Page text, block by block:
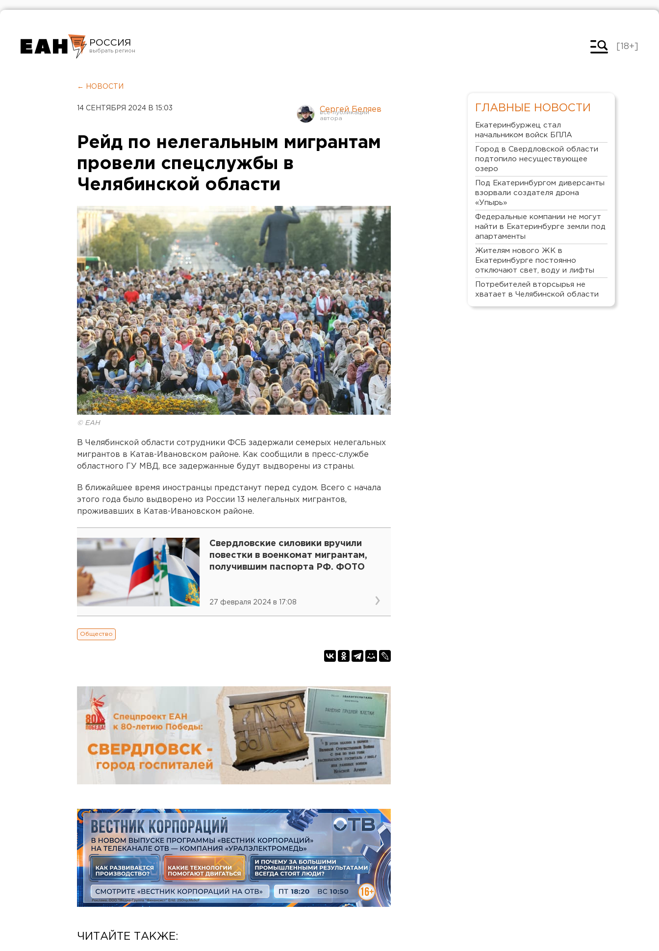
РОССИЯ
Челябинск
[18+]
← НОВОСТИ
14 СЕНТЯБРЯ 2024 В 15:03 Сергей Беляев
Рейд по нелегальным мигрантам
провели спецслужбы в
Челябинской области
© ЕАН
В Челябинской области сотрудники ФСБ задержали семерых нелегальных
мигрантов в Катав-Ивановском районе. Как сообщили в пресс-службе
областного ГУ МВД, все задержанные будут выдворены из страны.
В ближайшее время иностранцы предстанут перед судом. Всего с начала
этого года было выдворено из России 13 нелегальных мигрантов,
проживавших в Катав-Ивановском районе.
Свердловские силовики вручили
повестки в военкомат мигрантам,
получившим паспорта РФ. ФОТО
27 февраля 2024 в 17:08
Общество
ЧИТАЙТЕ ТАКЖЕ:
ГЛАВНЫЕ НОВОСТИ
Екатеринбуржец стал
начальником войск БПЛА
Город в Свердловской области
подтопило несуществующее
озеро
Под Екатеринбургом диверсанты
взорвали создателя дрона
«Упырь»
Федеральные компании не могут
найти в Екатеринбурге земли под
апартаменты
Жителям нового ЖК в
Екатеринбурге постоянно
отключают свет, воду и лифты
Потребителей вторсырья не
хватает в Челябинской области